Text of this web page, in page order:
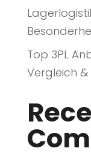
Top 3PL
Vergleich &